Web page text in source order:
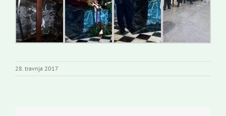
28. travnja 2017